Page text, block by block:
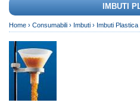
IMBUTI
Home› Consumabili› Imbuti› Imbuti